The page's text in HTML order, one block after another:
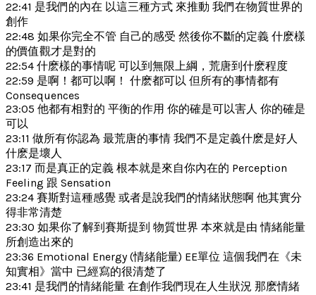
22:41 是我們的內在 以這三種方式 來推動 我們在物質世界的
創作
22:48 如果你完全不管 自己的感受 然後你不斷的定義 什麽樣
的價值觀才是對的
22:54 什麽樣的事情呢 可以到無限上綱，荒唐到什麽程度
22:59 是啊！都可以啊！ 什麽都可以 但所有的事情都有
Consequences
23:05 他都有相對的 平衡的作用 你的確是可以害人 你的確是
可以
23:11 做所有你認為 最荒唐的事情 我們不是定義什麽是好人
什麽是壞人
23:17 而是真正的定義 根本就是來自你內在的 Perception
Feeling 跟 Sensation
23:24 賽斯對這種感覺 或者是說我們的情緒狀態啊 他其實分
得非常清楚
23:30 如果你了解到賽斯提到 物質世界 本來就是由 情緒能量
所創造出來的
23:36 Emotional Energy (情緒能量) EE單位 這個我們在《未
知實相》當中 已經寫的很清楚了
23:41 是我們的情緒能量 在創作我們現在人生狀況 那麽情緒